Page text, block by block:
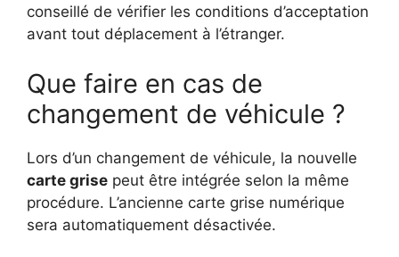
conseillé de vérifier les conditions d’acceptation
avant tout déplacement à l’étranger.
Que faire en cas de
changement de véhicule ?
Lors d’un changement de véhicule, la nouvelle
carte grise peut être intégrée selon la même
procédure. L’ancienne carte grise numérique
sera automatiquement désactivée.